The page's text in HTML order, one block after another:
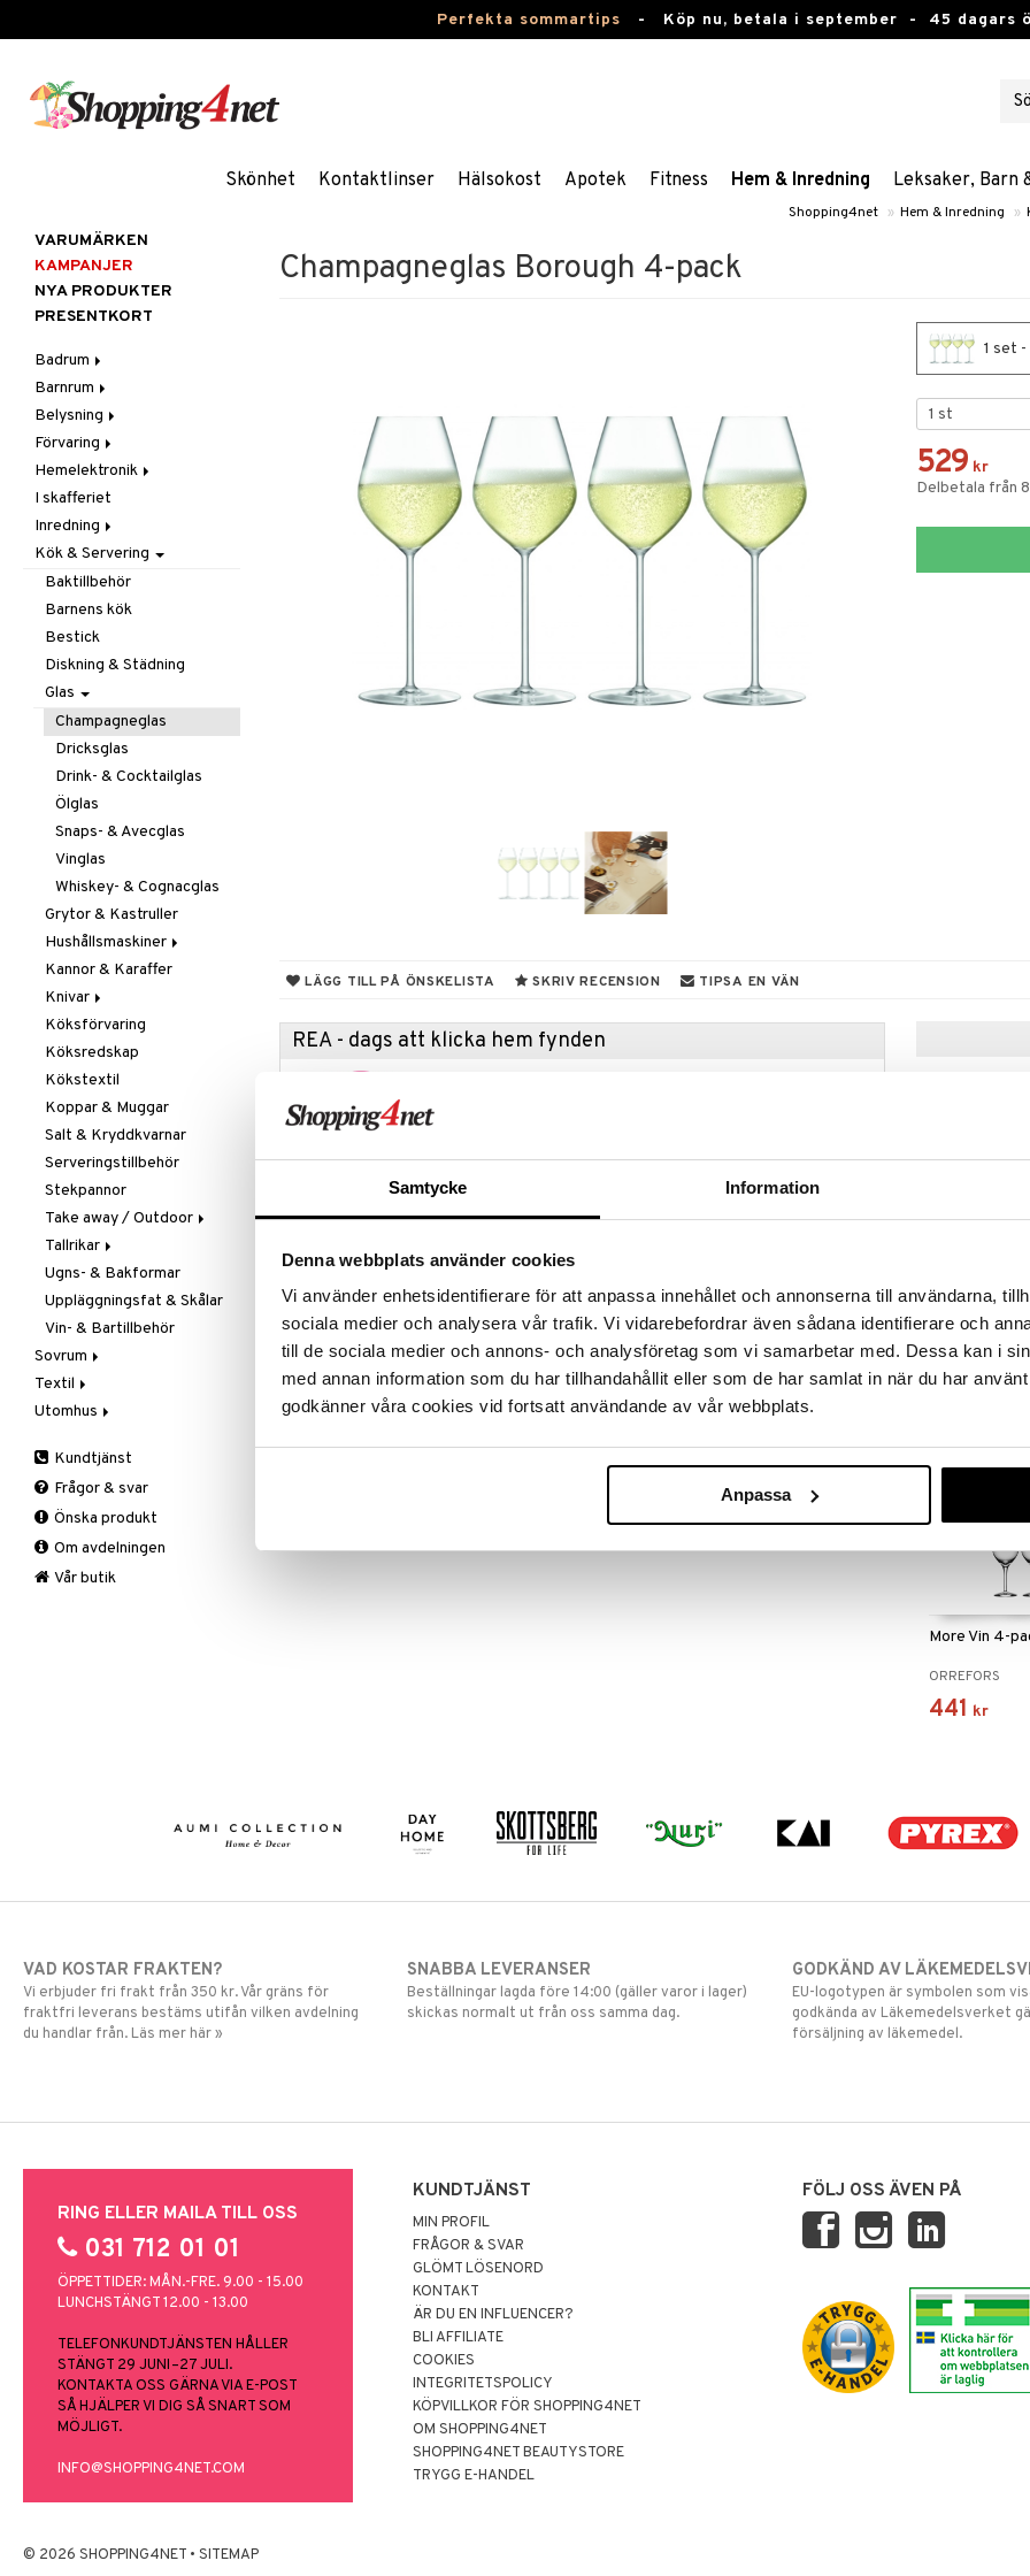
Samtycke Information
Denna webbplats använder cookies
Vi använder enhetsidentifierare för att anpassa innehållet och annonserna till användarna,
sociala medier och analysera vår trafik. Vi vidarebefordrar även sådana identifierare och
till de sociala medier och annons- och analysföretag som vi samarbetar med. Dessa kan i
med annan information som du har tillhandahållit eller som de har samlat in när du har
godkänner våra cookies vid fortsatt användande av vår webbplats.
Anpassa
Perfekta sommartips - Köp nu, betala i september - 45 dagars
Skönhet Kontaktlinser Hälsokost Apotek Fitness Hem & Inredning Leksaker, Barn
Shopping4net » Hem & Inredning »
Champagneglas Borough 4-pack
1 set
529 kr
Delbetala från
LÄGG TILL PÅ ÖNSKELISTA SKRIV RECENSION TIPSA EN VÄN
REA - dags att klicka hem fynden
Produktinfo
Set om fyra champagneglas med breda, tulpanformade skålar som smalnar av mot
kanten. En djup, V-formad "gnistpunkt" i skålen förstärker bubblorna. Tillverkad av
blyfritt kristallint glas för klarhet och styrka.
Volym: 285ml
Artikelnr
Helena
ORREFORS
849
More Vin 4-
ORREFORS
441 kr
VARUMÄRKEN
KAMPANJER
NYA PRODUKTER
PRESENTKORT
Badrum
Badrumsinredning
Badrumstextilier
Badrumstillbehör
Barnrum
Barnlampor
Barnmöbler
Barnrumsdekoration
Barnrumsförvaring
Barnrumstextilier
Belysning
Belysningstillbehör
Lampor
Bordslampor
Taklampor
LED-ljus
Ljuslyktor & Ljusstakar
Utomhusbelysning
Förvaring
Hängare & krokar
Hyllor
Småförvaring
Småförvaring & Korgar
Väskor
Hemelektronik
Ljud
I skafferiet
Inredning
Dekoration
Böcker
Figurer & Skulpturer
Klockor
Krukor
Metal Art
Väggdekorationer
Vaser
Doftljus & Doftspridare
Förvaring & Hyllor
Hängare & Krokar
Hyllor
Småförvaring & Korgar
Juldekoration
Ljuslyktor & Ljusstakar
Småmöbler
Kök & Servering
Baktillbehör
Barnens kök
Bestick
Diskning & Städning
Glas
Champagneglas
Dricksglas
Drink- & Cocktailglas
Ölglas
Snaps- & Avecglas
Vinglas
Whiskey- & Cognacglas
Grytor & Kastruller
Hushållsmaskiner
Brödrostar
Kaffe, Te & Espresso
Mixer & Elvispar
Övriga maskiner
Vattenkokare
Kannor & Karaffer
Knivar
Brödknivar
Knivset
Knivslipar och Brynen
Knivtillbehör
Kockknivar
Skal- & Grönsaksknivar
Skärbrädor
Specialknivar
Köksförvaring
Köksredskap
Kökstextil
Koppar & Muggar
Salt & Kryddkvarnar
Serveringstillbehör
Stekpannor
Take away / Outdoor
Flaskor
Matlådor
Termoskannor
Termosmuggar
Tallrikar
Assietter
Djupa tallrikar
Mattallrikar
Ugns- & Bakformar
Uppläggningsfat & Skålar
Vin- & Bartillbehör
Sovrum
Filtar & Plädar
Prydnadskuddar
Bäddset
Kuddar & Täcken
Lakan & Örngott
Tillbehör
Textil
Badrumstextilier
Filtar & Plädar
Kökstextilier
Mattor
Övrigt
Prydnadskuddar
Utomhus
Friluftsliv
Grill & Grilltillbehör
Krukor
Mygg- & insektsskydd
Picknick
Kundtjänst
Frågor & svar
Önska produkt
Om avdelningen
Vår butik
VAD KOSTAR FRAKTEN?
Vi erbjuder fri frakt från 350 kr. Vår gräns för
fraktfri leverans bestäms utifån vilken avdelning
du handlar från. Läs mer här »
SNABBA LEVERANSER
Beställningar lagda före 14:00 (gäller varor i lager)
skickas normalt ut från oss samma dag.
GODKÄND AV
EU-logotypen är symbolen som
godkända av Läkemedelsverket
försäljning av läkemedel.
RING ELLER MAILA TILL OSS
031 712 01 01
ÖPPETTIDER: MÅN.-FRE. 9.00 - 15.00
LUNCHSTÄNGT 12.00 - 13.00
TELEFONKUNDTJÄNSTEN HÅLLER
STÄNGT 29 JUNI–27 JULI.
KONTAKTA OSS GÄRNA VIA E-POST
SÅ HJÄLPER VI DIG SÅ SNART SOM
MÖJLIGT.
INFO@SHOPPING4NET.COM
KUNDTJÄNST
MIN PROFIL
FRÅGOR & SVAR
GLÖMT LÖSENORD
KONTAKT
ÄR DU EN INFLUENCER?
BLI AFFILIATE
COOKIES
INTEGRITETSPOLICY
KÖPVILLKOR FÖR SHOPPING4NET
OM SHOPPING4NET
SHOPPING4NET BEAUTYSTORE
TRYGG E-HANDEL
FÖLJ OSS ÄVEN PÅ
© 2026 SHOPPING4NET • SITEMAP